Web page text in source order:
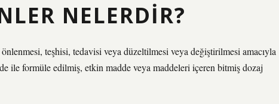
NELERDIR?
teşhisi, tedavisi veya düzeltilmesi veya değiştirilmesi amacıyla
ile formüle edilmiş, etkin madde veya maddeleri içeren bitmiş dozaj